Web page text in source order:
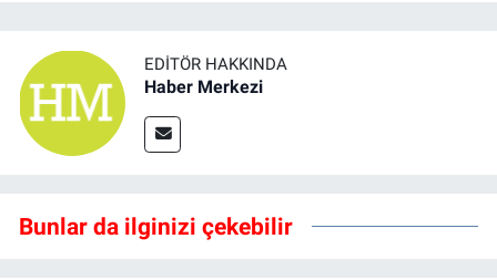
EDITÖR HAKKINDA
Haber Merkezi
Bunlar da ilginizi çekebilir